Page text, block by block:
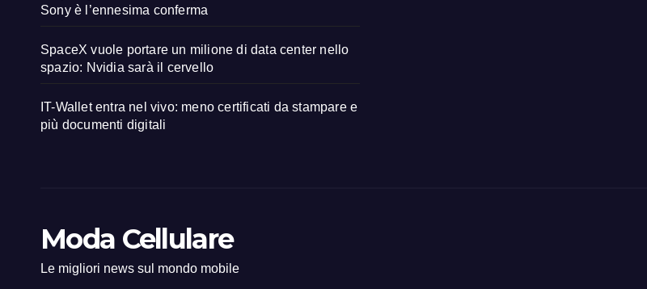
Sony è l’ennesima conferma
SpaceX vuole portare un milione di data center nello
spazio: Nvidia sarà il cervello
IT-Wallet entra nel vivo: meno certificati da stampare e
più documenti digitali
Moda Cellulare
Le migliori news sul mondo mobile